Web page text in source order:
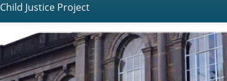
Child Justice Project